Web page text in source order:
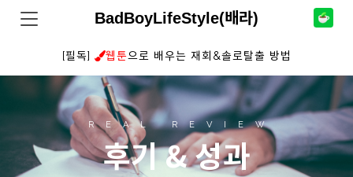
BadBoyLifeStyle(배라)
[필독] 웹툰으로 배우는 재회&솔로탈출 방법
REAL REVIEW
후기 & 성과